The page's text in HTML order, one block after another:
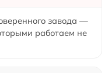
завода —
работаем не